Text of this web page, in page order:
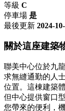
等級 C
停車場 是
最後更新 2024-
關於這座建築
聯美中心位於九
求無縫通勤的人
位置。這棟建築
但中心提供窗口
您帶來的便利，